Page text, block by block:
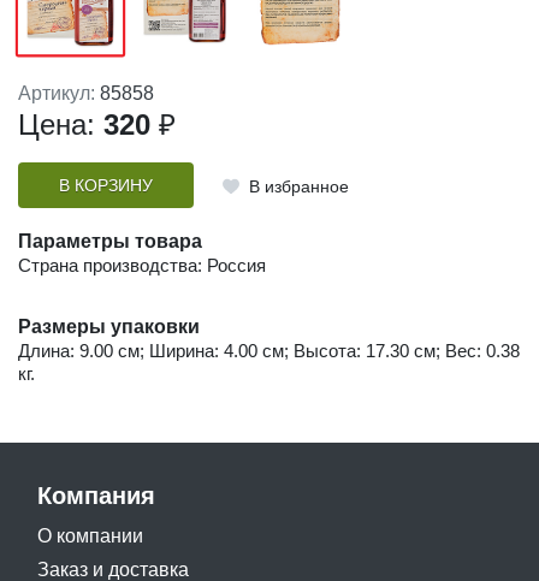
Артикул: 85858
Цена: 320 ₽
В КОРЗИНУ В избранное
Параметры товара
Страна производства: Россия
Размеры упаковки
Длина: 9.00 см; Ширина: 4.00 см; Высота: 17.30 см; Вес: 0.38
кг.
Компания
О компании
Заказ и доставка